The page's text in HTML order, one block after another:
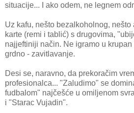
situacije... I ako odem, ne legnem
Uz kafu, nešto bezalkoholnog,
karte (remi i tablić) s drugovima,
najjeftiniji način. Ne igramo u
grdno - zavitlavanje.
Desi se, naravno, da prekoračim
profesionalca... "Zaludimo" se
fudbalom" najčešće u omiljenom
i "Starac Vujadin".